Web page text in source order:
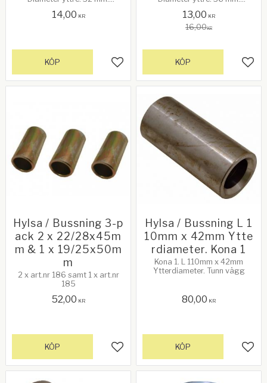
14,00 KR
Lägg till i favoriter
KÖP
13,00 KR
16,00KR
KÖP
Hylsa / Bussning 3-p
ack 2 x 22/28x45m
m & 1 x 19/25x50m
m
2 x art.nr 186 samt 1 x art.nr
185
52,00 KR
Lägg till i favoriter
KÖP
Hylsa / Bussning L 1
10mm x 42mm Ytte
rdiameter. Kona 1
Kona 1. L 110mm x 42mm
Ytterdiameter. Tunn vägg
80,00 KR
KÖP